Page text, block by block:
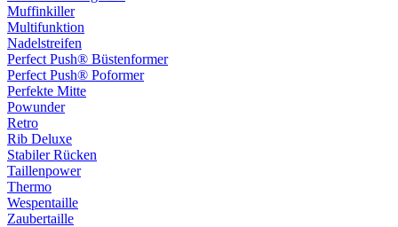
Muffinkiller
Multifunktion
Nadelstreifen
Perfect Push® Büstenformer
Perfect Push® Poformer
Perfekte Mitte
Powunder
Retro
Rib Deluxe
Stabiler Rücken
Taillenpower
Thermo
Wespentaille
Zaubertaille